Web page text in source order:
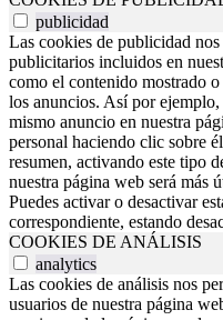
publicidad
Las cookies de publicidad
publicitarios incluidos en
como el contenido mostrado
los anuncios. Así por ejemplo,
mismo anuncio en nuestra
personal haciendo clic sobre
resumen, activando este tipo
nuestra página web será más
Puedes activar o desactivar
correspondiente, estando
COOKIES DE ANÁLISIS
analytics
Las cookies de análisis nos
usuarios de nuestra página